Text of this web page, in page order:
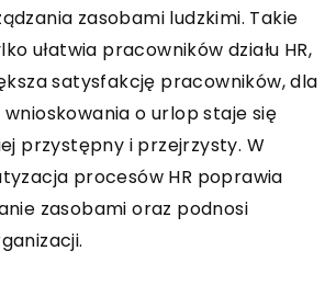
zasobami ludzkimi. Takie
ułatwia pracowników działu HR,
satysfakcję pracowników, dla
o urlop staje się
przystępny i przejrzysty. W
procesów HR poprawia
zasobami oraz podnosi